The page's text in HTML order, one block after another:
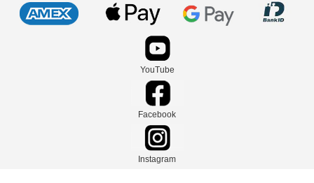
YouTube
Facebook
Instagram